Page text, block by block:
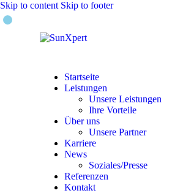
Skip to content Skip to footer
Startseite
Leistungen
Unsere Leistungen
Ihre Vorteile
Über uns
Unsere Partner
Karriere
News
Soziales/Presse
Referenzen
Kontakt